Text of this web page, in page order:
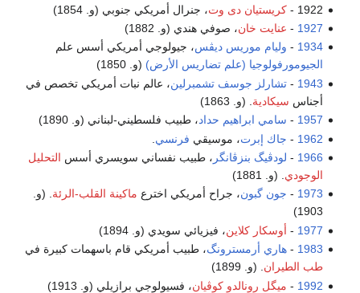
1922 -
كريستيان دى وت، جنرال أمريكي جنوبي (و. 1854)
1927
- عنايت خان، صوفي هندي (و. 1882)
1934
- وليام موريس ديڤس، جيولوجي أمريكي أسس علم
الجيومورفولوجيا (علم تضاريس الأرض) (و. 1850)
1943
-تشارلز جوسف تشمبرلين، عالم نبات أمريكي تخصص في
أجناس سيكادية . (و. 1863)
1957
- سامي ابراهيم حداد، طبيب فلسطيني-لبناني (و. 1890)
1962
- جاك إبرت، موسيقي فرنسي
1966
- لودڤيگ بنزڤانگر ، طبيب نفساني سويسري أسس التحليل
الوجودي . (و. 1881)
1973
- جون گبون، جراح أمريكي اخترع ماكينة القلب-الرئة. (و.
1903)
1977
- أوسكار كلاين، فيزيائي سويدي (و. 1894)
1983
-هاري أرمسترونگ، طبيب أمريكي قام باسهمات كبيرة في
طب الطيران . (و. 1899)
1992
- ميگل رونالدو كوڤيان، فسيولوجي برازيلي (و. 1913)